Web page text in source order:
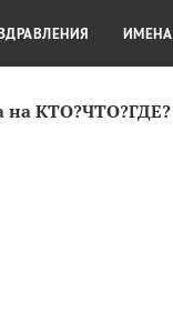
на КТО?ЧТО?ГДЕ?
КРАСОТА ИМЕНА